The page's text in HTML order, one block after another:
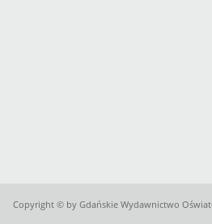
Copyright © by Gdańskie Wydawnictwo